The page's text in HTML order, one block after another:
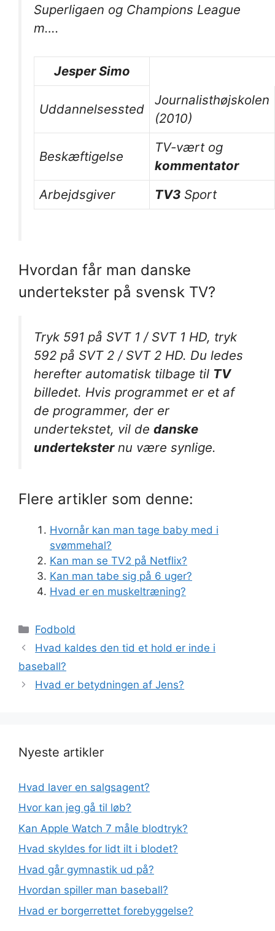
Superligaen og Champions League
m….
Jesper Simo
Uddannelsessted
Journalisthøjskolen
(2010)
Beskæftigelse
TV-vært og
kommentator
Arbejdsgiver
TV3 Sport
Hvordan får man danske
undertekster på svensk TV?
Tryk 591 på SVT 1 / SVT 1 HD, tryk
592 på SVT 2 / SVT 2 HD. Du ledes
herefter automatisk tilbage til TV
billedet. Hvis programmet er et af
de programmer, der er
undertekstet, vil de danske
underteksternu være synlige.
Flere artikler som denne:
Hvornår kan man tage baby med i
svømmehal?
Kan man se TV2 på Netflix?
Kan man tabe sig på 6 uger?
Hvad er en muskeltræning?
Kategorier
Fodbold
Hvad kaldes den tid et hold er inde i
baseball?
Hvad er betydningen af Jens?
Nyeste artikler
Hvad laver en salgsagent?
Hvor kan jeg gå til løb?
Kan Apple Watch 7 måle blodtryk?
Hvad skyldes for lidt ilt i blodet?
Hvad går gymnastik ud på?
Hvordan spiller man baseball?
Hvad er borgerrettet forebyggelse?